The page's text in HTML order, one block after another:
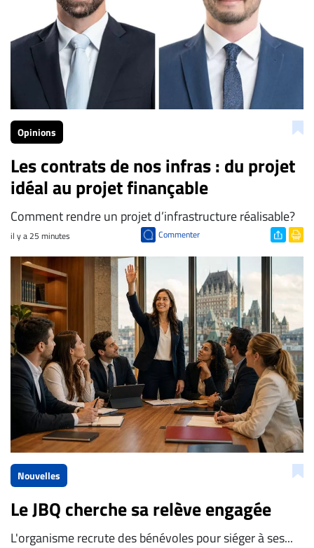
Opinions
Les contrats de nos infras : du projet
idéal au projet finançable
Comment rendre un projet d’infrastructure réalisable?
il y a 25 minutes Commenter
Nouvelles
Le JBQ cherche sa relève engagée
L'organisme recrute des bénévoles pour siéger à ses...